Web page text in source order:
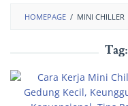
HOMEPAGE / MINI CHILLER
Tag: